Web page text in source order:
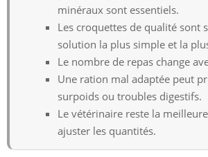
minéraux sont essentiels.
Les croquettes de qualité sont
solution la plus simple et la
Le nombre de repas change
Une ration mal adaptée peut
surpoids ou troubles digestifs.
Le vétérinaire reste la
ajuster les quantités.